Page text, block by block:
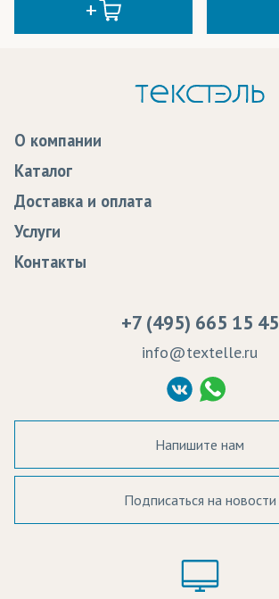
О компании
Статьи
Программа лояльности
Сертификаты качества
Судебные решения
Политика Конфиденциальности
Согласие на обработку ПД
Каталог
Доставка и оплата
Доставка
Оплата
Услуги
Образцы
Контакты
+7 (495) 665 15 45
info@textelle.ru
Напишите нам
Подписаться на новости